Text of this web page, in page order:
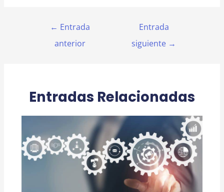
Navegación
entradas
← Entrada
anterior
Entrada
siguiente →
Entradas Relacionadas